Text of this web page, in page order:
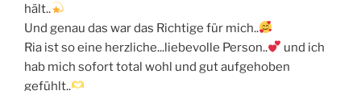
hält..
Und genau das war das Richtige für mich..
Ria ist so eine herzliche...liebevolle Person..
und ich
hab mich sofort total wohl und gut aufgehoben
gefühlt..